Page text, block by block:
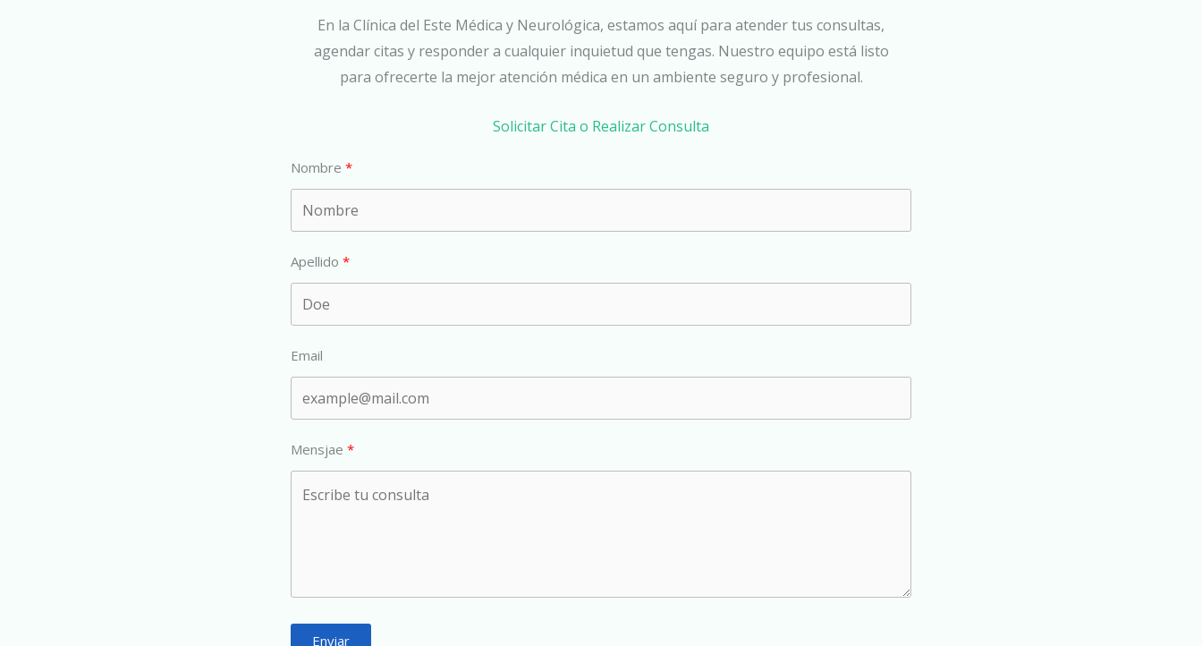
En la Clínica del Este Médica y Neurológica, estamos aquí para atender tus consultas,
agendar citas y responder a cualquier inquietud que tengas. Nuestro equipo está listo
para ofrecerte la mejor atención médica en un ambiente seguro y profesional.
Solicitar Cita o Realizar Consulta
Nombre
Apellido
Email
Mensjae
Enviar